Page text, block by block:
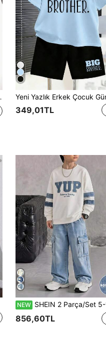
349,01TL
NEW SHEIN 2 Parça/Set 5-15° Tween Erkek Moda Minimalist Rahat Bisiklet Yaka Sweatshirt ve Kargo Pantolon Takımı, Minimalist Havalı İngiliz Harfli Tüm Baskı Tasarımlı, Tatil Partileri, Günlük Giyim, İlkbahar/Sonbahar/Kış Sokak Stili, Dışarı
856,60TL